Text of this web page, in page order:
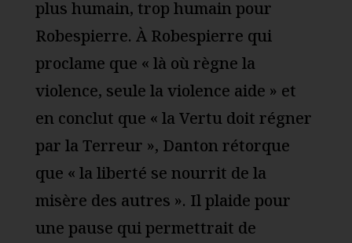
plus humain, trop humain pour
Robespierre. À Robespierre qui
proclame que « là où règne la
violence, seule la violence aide » et
en conclut que « la Vertu doit régner
par la Terreur », Danton rétorque
que « la liberté se nourrit de la
misère des autres ». Il plaide pour
une pause qui permettrait de